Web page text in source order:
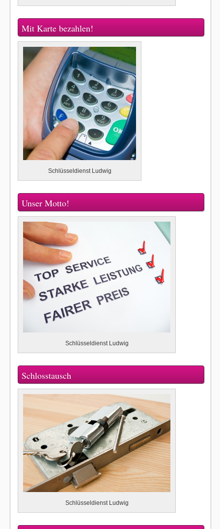
Mit Karte bezahlen!
Schlüsseldienst Ludwig
Unser Motto!
Schlüsseldienst Ludwig
Schlosstausch
Schlüsseldienst Ludwig